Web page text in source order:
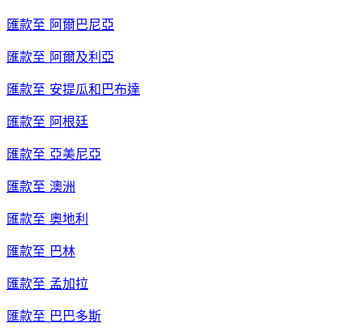
匯款至 阿爾巴尼亞
匯款至 阿爾及利亞
匯款至 安提瓜和巴布達
匯款至 阿根廷
匯款至 亞美尼亞
匯款至 澳洲
匯款至 奧地利
匯款至 巴林
匯款至 孟加拉
匯款至 巴巴多斯